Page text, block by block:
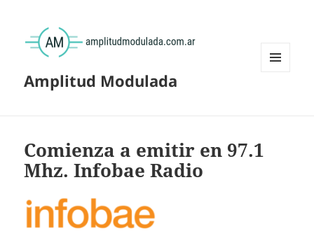
Amplitud Modulada
Comienza a emitir en 97.1
Mhz. Infobae Radio